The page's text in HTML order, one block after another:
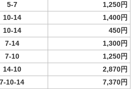
5-7
1,250円
10-14 1,400円
10-14
450円
7-14
1,300円
7-10
1,250円
14-10
2,870円
7-10-14
7,370円